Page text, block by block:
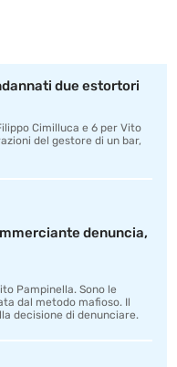
due estortori
Cimilluca e 6 per Vito
del gestore di un bar,
denuncia,
Pampinella. Sono le
dal metodo mafioso. Il
decisione di denunciare.